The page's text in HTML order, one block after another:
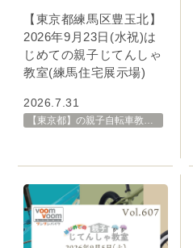
【東京都練馬区豊玉北】
2026年9月23日(水祝)は
じめての親子じてんしゃ
教室(練馬住宅展示場)
2026.7.31